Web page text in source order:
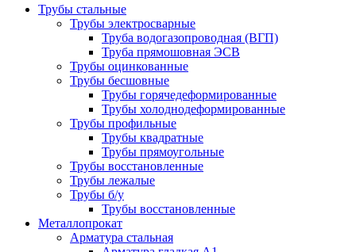
Трубы стальные
Трубы электросварные
Труба водогазопроводная (ВГП)
Труба прямошовная ЭСВ
Трубы оцинкованные
Трубы бесшовные
Трубы горячедеформированные
Трубы холоднодеформированные
Трубы профильные
Трубы квадратные
Трубы прямоугольные
Трубы восстановленные
Трубы лежалые
Трубы б/у
Трубы восстановленные
Металлопрокат
Арматура стальная